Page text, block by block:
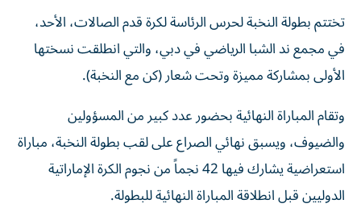
تختتم بطولة النخبة لحرس الرئاسة لكرة قدم الصالات، الأحد،
في مجمع ند الشبا الرياضي في دبي، والتي انطلقت نسختها
الأولى بمشاركة مميزة وتحت شعار (كن مع النخبة).
وتقام المباراة النهائية بحضور عدد كبير من المسؤولين
والضيوف، ويسبق نهائي الصراع على لقب بطولة النخبة، مباراة
استعراضية يشارك فيها 42 نجماً من نجوم الكرة الإماراتية
الدوليين قبل انطلاقة المباراة النهائية للبطولة.